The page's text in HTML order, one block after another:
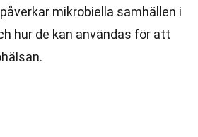
mikrobiella samhällen i
hur de kan användas för att